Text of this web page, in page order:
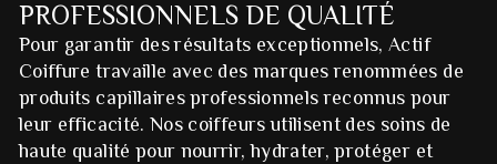
PROFESSIONNELS DE QUALITÉ
Pour garantir des résultats exceptionnels, Actif
Coiffure travaille avec des marques renommées de
produits capillaires professionnels reconnus pour
leur efficacité. Nos coiffeurs utilisent des soins de
haute qualité pour nourrir, hydrater, protéger et